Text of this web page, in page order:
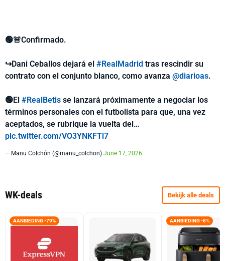
🟢🚨Confirmado.
↪️Dani Ceballos dejará el #RealMadrid tras rescindir su
contrato con el conjunto blanco, como avanza @diarioas.
🟢El #RealBetis se lanzará próximamente a negociar los
términos personales con el futbolista para que, una vez
aceptados, se rubrique la vuelta del…
pic.twitter.com/VO3YNKFTl7
— Manu Colchón (@manu_colchon) June 17, 2026
WK-deals Bekijk alle deals
AANBIEDING -79% AANBIEDING -8%